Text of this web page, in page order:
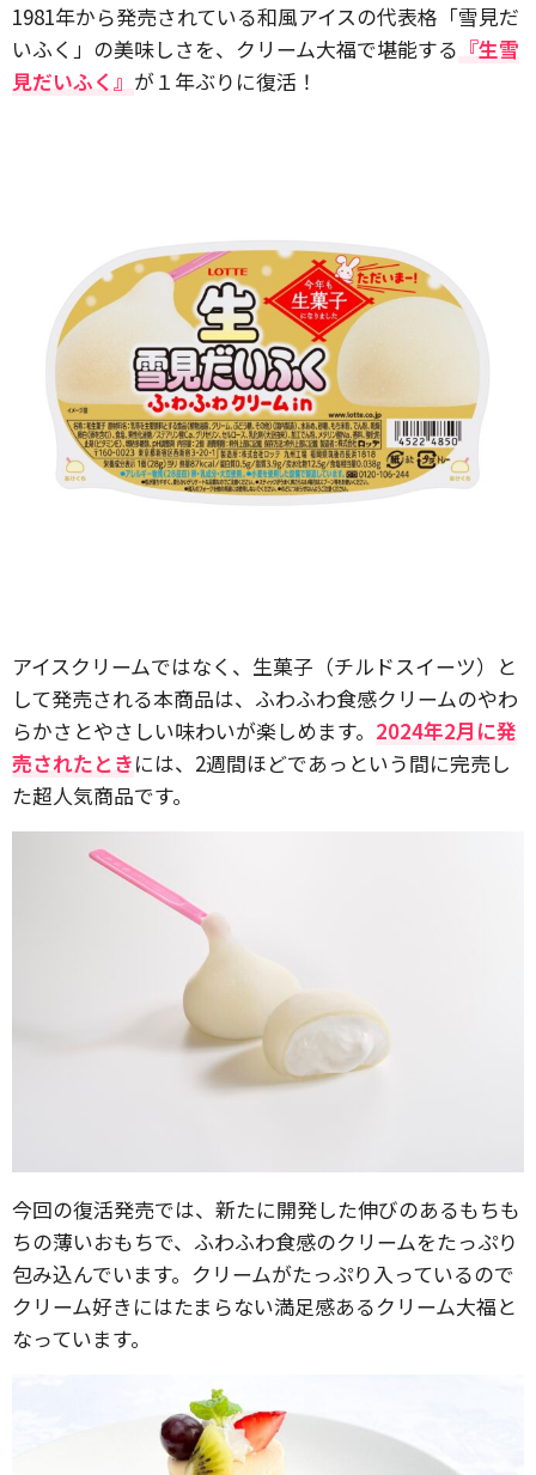
1981年から発売されている和風アイスの代表格「雪見だ
いふく」の美味しさを、クリーム大福で堪能する 『生雪
見だいふく』 が１年ぶりに復活！
アイスクリームではなく、生菓子（チルドスイーツ）と
して発売される本商品は、ふわふわ食感クリームのやわ
らかさとやさしい味わいが楽しめます。 2024年2月に発
売されたときには、2週間ほどであっという間に完売し
た超人気商品です。
今回の復活発売では、新たに開発した伸びのあるもちも
ちの薄いおもちで、ふわふわ食感のクリームをたっぷり
包み込んでいます。クリームがたっぷり入っているので
クリーム好きにはたまらない満足感あるクリーム大福と
なっています。